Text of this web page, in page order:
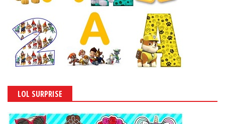
LOL SURPRISE